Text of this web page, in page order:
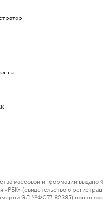
массовой информации выдано
(свидетельство о
ЭЛ №ФС77-82385)